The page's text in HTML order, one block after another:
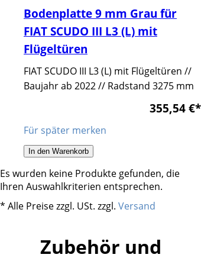
Bodenplatte 9 mm Grau für
FIAT SCUDO III L3 (L) mit
Flügeltüren
FIAT SCUDO III L3 (L) mit Flügeltüren //
Baujahr ab 2022 // Radstand 3275 mm
355,54 €*
Für später merken
In den Warenkorb
Es wurden keine Produkte gefunden, die
Ihren Auswahlkriterien entsprechen.
* Alle Preise zzgl. USt. zzgl. Versand
Zubehör und